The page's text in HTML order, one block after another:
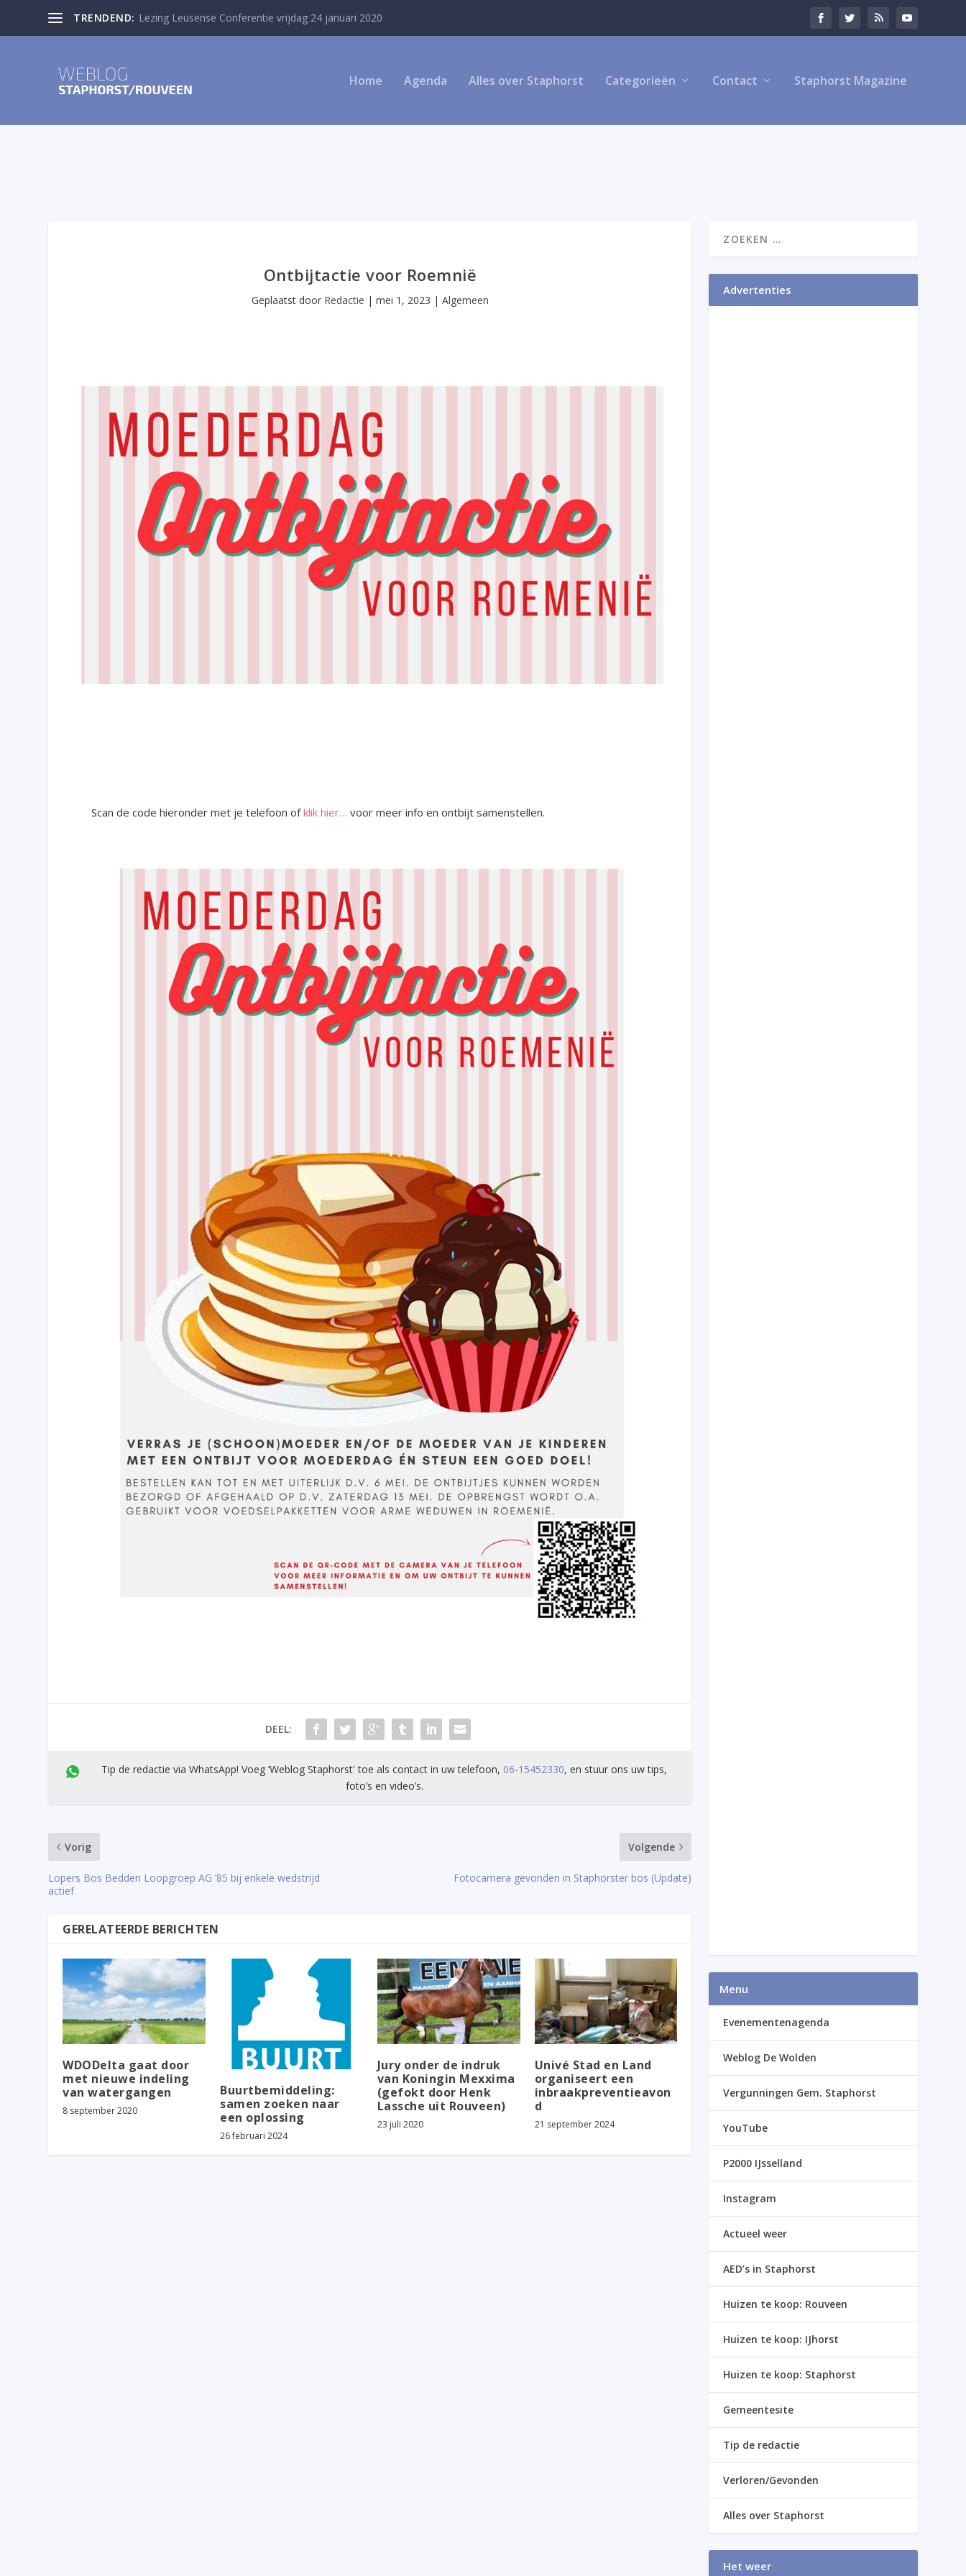
TRENDEND: Lezing Leusense Conferentie vrijdag 24 januari 2020
Home Agenda Alles over Staphorst Categorieën Contact Staphorst Magazine
Ontbijtactie voor Roemnië
Geplaatst door Redactie | mei 1, 2023 | Algemeen
Scan de code hieronder met je telefoon ofklik hier… voor meer info en ontbijt samenstellen.
DEEL:
Tip de redactie via WhatsApp! Voeg ’Weblog Staphorst' toe als contact in uw telefoon, 06-15452330, en stuur ons uw tips,
foto’s en video’s.
Vorig
Lopers Bos Bedden Loopgroep AG ’85 bij enkele wedstrijd
actief
Volgende
Fotocamera gevonden in Staphorster bos (Update)
GERELATEERDE BERICHTEN
WDODelta gaat door
met nieuwe indeling
van watergangen
8 september 2020
Buurtbemiddeling:
samen zoeken naar
een oplossing
26 februari 2024
Jury onder de indruk
van Koningin Mexxima
(gefokt door Henk
Lassche uit Rouveen)
23 juli 2020
Univé Stad en Land
organiseert een
inbraakpreventieavon
d
21 september 2024
Advertenties
Menu
Evenementenagenda
Weblog De Wolden
Vergunningen Gem. Staphorst
YouTube
P2000 IJsselland
Instagram
Actueel weer
AED’s in Staphorst
Huizen te koop: Rouveen
Huizen te koop: IJhorst
Huizen te koop: Staphorst
Gemeentesite
Tip de redactie
Verloren/Gevonden
Alles over Staphorst
Het weer